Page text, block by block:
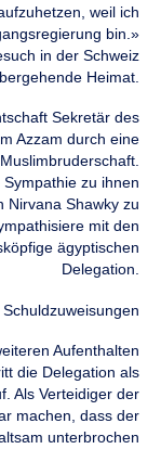
weil ich
bin.»
in der Schweiz
Heimat.
Sekretär des
Azzam durch eine
zu ihnen
Nirvana Shawky zu
mit den
ägyptischen
Delegation.
Aufenthalten
die Delegation als
Als Verteidiger der
machen, dass der
unterbrochen